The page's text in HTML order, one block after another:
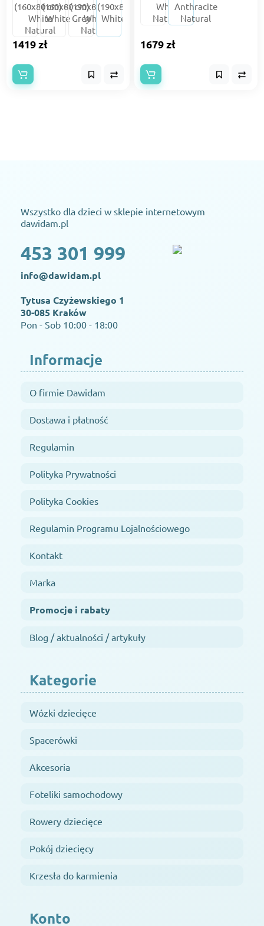
1419 zł 1679 zł
Wszystko dla dzieci w sklepie internetowym
dawidam.pl
453 301 999
info@dawidam.pl
Tytusa Czyżewskiego 1
30-085 Kraków
Pon - Sob 10:00 - 18:00
Informacje
O firmie Dawidam
Dostawa i płatność
Regulamin
Polityka Prywatności
Polityka Cookies
Regulamin Programu Lojalnościowego
Kontakt
Marka
Promocje i rabaty
Blog / aktualności / artykuły
Kategorie
Wózki dziecięce
Spacerówki
Akcesoria
Foteliki samochodowy
Rowery dziecięce
Pokój dziecięcy
Krzesła do karmienia
Konto